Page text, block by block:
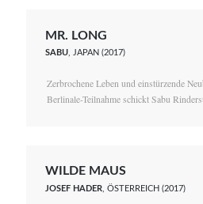
MR. LONG
SABU, JAPAN (2017)
Zerbrochene Leben und einstürzende
Berlinale-Teilnahme schickt Sabu
WILDE MAUS
JOSEF HADER , ÖSTERREICH (2017)